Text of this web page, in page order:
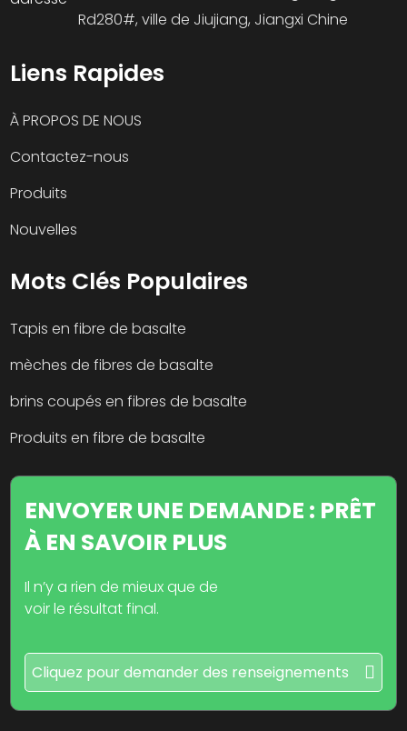
Rd280#, ville de Jiujiang, Jiangxi Chine
Liens Rapides
À PROPOS DE NOUS
Contactez-nous
Produits
Nouvelles
Mots Clés Populaires
Tapis en fibre de basalte
mèches de fibres de basalte
brins coupés en fibres de basalte
Produits en fibre de basalte
ENVOYER UNE DEMANDE : PRÊT
À EN SAVOIR PLUS
Il n’y a rien de mieux que de
voir le résultat final.
Cliquez pour demander des renseignements